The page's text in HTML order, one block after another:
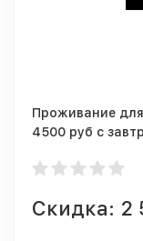
Проживание
4500 руб с
Скидка: 2